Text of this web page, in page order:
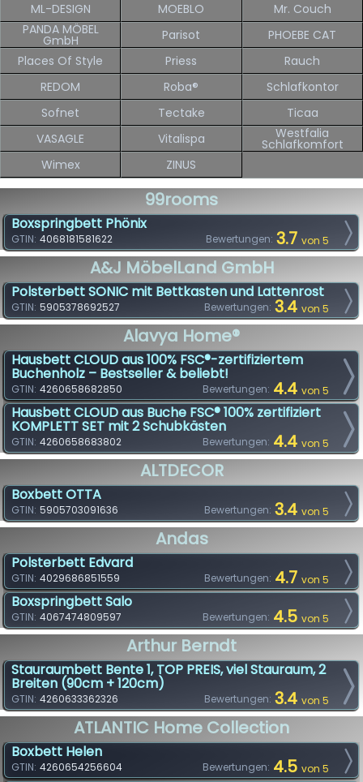
ML-DESIGN
MOEBLO
Mr. Couch
PANDA MÖBEL
GmbH Parisot
PHOEBE CAT
Places Of Style
Priess
Rauch
REDOM
Roba®
Schlafkontor
Sofnet
Tectake
Ticaa
VASAGLE
Vitalispa Westfalia
Schlafkomfort
Wimex
ZINUS
99rooms
Boxspringbett Phönix
Bewertungen: 3.7 von 5
GTIN: 4068181581622
A&J MöbelLand GmbH
Polsterbett SONIC mit Bettkasten und Lattenrost
Bewertungen: 3.4 von 5
GTIN: 5905378692527
Alavya Home®
Hausbett CLOUD aus 100% FSC®-zertifiziertem
Buchenholz – Bestseller & beliebt!
Bewertungen: 4.4 von 5
GTIN: 4260658682850
Hausbett CLOUD aus Buche FSC® 100% zertifiziert
KOMPLETT SET mit 2 Schubkästen
Bewertungen: 4.4 von 5
GTIN: 4260658683802
ALTDECOR
Boxbett OTTA
Bewertungen: 3.4 von 5
GTIN: 5905703091636
Andas
Polsterbett Edvard
Bewertungen: 4.7 von 5
GTIN: 4029686851559
Boxspringbett Salo
Bewertungen: 4.5 von 5
GTIN: 4067474809597
Arthur Berndt
Stauraumbett Bente 1, TOP PREIS, viel Stauraum, 2
Breiten (90cm + 120cm)
Bewertungen: 3.4 von 5
GTIN: 4260633362326
ATLANTIC Home Collection
Boxbett Helen
Bewertungen: 4.5 von 5
GTIN: 4260654256604